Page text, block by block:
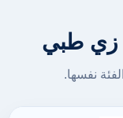
زي طبي
نفسها.